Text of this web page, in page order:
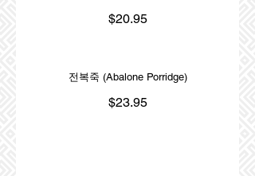
$20.95
전복죽 (Abalone Porridge)
$23.95